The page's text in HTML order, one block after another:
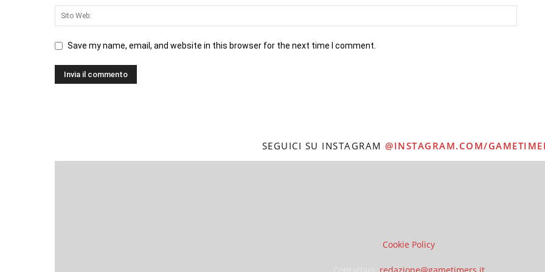
Save my name, email, and website in this browser for the next time I comment.
SEGUICI SU INSTAGRAM @INSTAGRAM.COM/
Cookie Policy